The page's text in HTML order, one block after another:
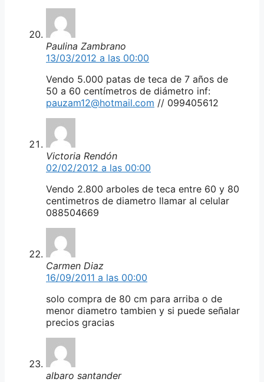
Paulina Zambrano
13/03/2012 a las 00:00
Vendo 5.000 patas de teca de 7 años de
50 a 60 centímetros de diámetro inf:
pauzam12@hotmail.com // 099405612
Victoria Rendón
02/02/2012 a las 00:00
Vendo 2.800 arboles de teca entre 60 y 80
centimetros de diametro llamar al celular
088504669
Carmen Diaz
16/09/2011 a las 00:00
solo compra de 80 cm para arriba o de
menor diametro tambien y si puede señalar
precios gracias
albaro santander